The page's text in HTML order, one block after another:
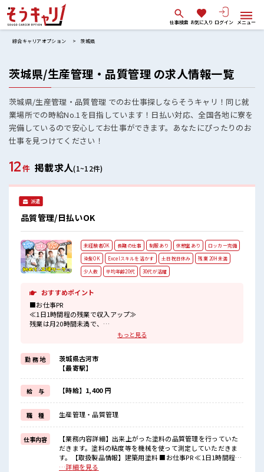
仕事検索 お気に入り ログイン メニュー
綜合キャリアオプション 茨城県
茨城県/生産管理・品質管理 の求人情報一覧
茨城県/生産管理・品質管理 でのお仕事探しならそうキャリ！同じ就
業場所での時給No.1を目指しています！日払い対応、全国各地に寮を
完備しているので安心してお仕事ができます。あなたにぴったりのお
仕事を見つけてください！
12件 掲載求人(1~12件)
派遣
品質管理/日払いOK
未経験者OK 長期の仕事 制服あり 休憩室あり
ロッカー完備
染髪OK
Excelスキルを活かす 土日祝日休み
残業 20H未満
少人数
平均年齢20代 30代が活躍
おすすめポイント
■お仕事PR
≪1日1時間程の残業で収入アップ≫
残業は月20時間未満で、
家族や友人と一緒にプライベート満喫！
≪髪型自由≫
基本的に髪色自由で明るすぎたり奇抜でなければOKです！
(規定有)≪動きやすい制服アリ≫
制服があるので、
毎日の服装の悩み解消♪
≪初めての仕事だけど自分にもできそう≫
新しいことにチャレンジするのは不安だけど、
しっかり働く環境が整っています！
イチからスキルUP・ステップUP目指していきましょう！
■職場の雰囲気
一緒に働く仲間ともなじみやすい少人数の職場☆
もっと見る
勤 務 地
茨城県古河市
【最寄駅】
給 与 【時給】1,400 円
職 種 生産管理・品質管理
仕事内容
【業務内容詳細】出来上がった塗料の品質管理を行っていた
だきます。塗料の粘度等を機械を使って測定していただきま
す。【取扱製品情報】建築用塗料 ■お仕事PR ≪1日1時間程の
残業で収入アップ≫ 残業は月20時間未満で、 ほどよく稼げま
…詳細を見る